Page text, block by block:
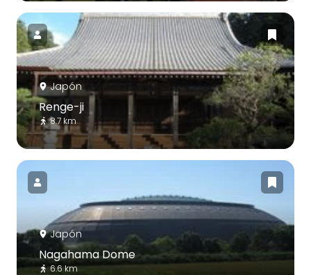
Japón
Renge-ji
8.7 km
Japón
Nagahama Dome
6.6 km